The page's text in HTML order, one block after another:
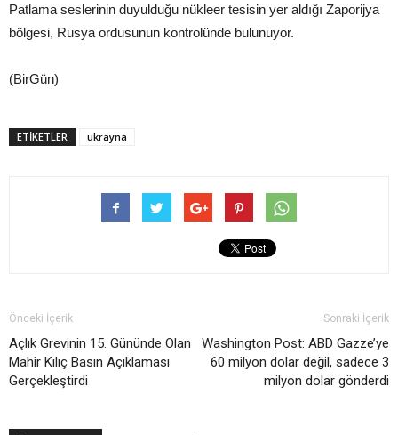
Patlama seslerinin duyulduğu nükleer tesisin yer aldığı Zaporijya
bölgesi, Rusya ordusunun kontrolünde bulunuyor.
(BirGün)
ETIKETLER ukrayna
Önceki İçerik
Açlık Grevinin 15. Gününde Olan
Mahir Kılıç Basın Açıklaması
Gerçekleştirdi
Sonraki İçerik
Washington Post: ABD Gazze’ye
60 milyon dolar değil, sadece 3
milyon dolar gönderdi